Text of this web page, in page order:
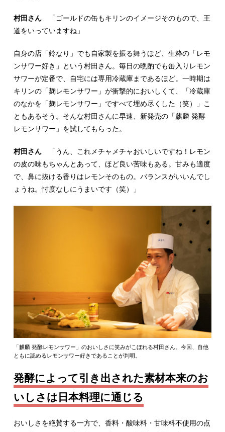
村田さん「ゴールドの缶もキリンのイメージそのもので、王
道をいっていますね」
自身の店「鈴なり」でも自家製を振る舞うほど、生粋の「レモ
ンサワー好き」という村田さん。毎日の晩酌でも缶入りレモン
サワーが定番で、自宅には専用冷蔵庫まであるほど。一時期は
キリンの「麹レモンサワー」が衝撃的においしくて、「冷蔵庫
のなかを「麹レモンサワー」ですべて埋め尽くした（笑）」こ
ともあるそう。そんな村田さんに早速、新発売の「麒麟 発酵
レモンサワー」を試してもらった。
村田さん「うん、これメチャメチャおいしいですね！レモン
の皮の味もちゃんとあって、ほど良い苦味もある。甘みも適度
で、鼻に抜ける香りはレモンそのもの。バランスがいいんでし
ょうね。忖度なしにうまいです（笑）」
「麒麟 発酵レモンサワー」のおいしさに笑みがこぼれる村田さん。今回、自他
ともに認めるレモンサワー好きであることが判明。
発酵によって引き出された素材本来のお
いしさは日本料理に通じる
おいしさを絶賛する一方で、香料・酸味料・甘味料不使用の点